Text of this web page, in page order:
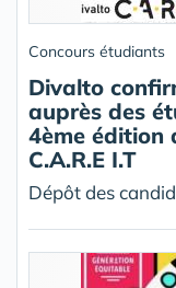
Concours étudiants
Divalto
auprès des
4ème édition
C.A.R.E I.T
Dépôt des